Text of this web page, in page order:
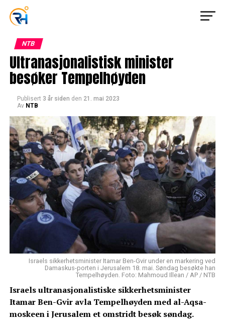
NTB
Ultranasjonalistisk minister
besøker Tempelhøyden
Publisert 3 år siden den 21. mai 2023
Av NTB
Israels sikkerhetsminister Itamar Ben-Gvir under en markering ved
Damaskus-porten i Jerusalem 18. mai. Søndag besøkte han
Tempelhøyden. Foto: Mahmoud Illean / AP / NTB
Israels ultranasjonalistiske sikkerhetsminister
Itamar Ben-Gvir avla Tempelhøyden med al-Aqsa-
moskeen i Jerusalem et omstridt besøk søndag.